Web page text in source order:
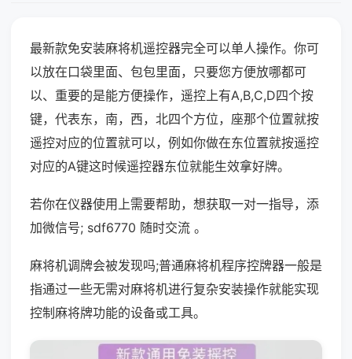
最新款免安装麻将机遥控器完全可以单人操作。你可
以放在口袋里面、包包里面，只要您方便放哪都可
以、重要的是能方便操作，遥控上有A,B,C,D四个按
键，代表东，南，西，北四个方位，座那个位置就按
遥控对应的位置就可以，例如你做在东位置就按遥控
对应的A键这时候遥控器东位就能生效拿好牌。
若你在仪器使用上需要帮助，想获取一对一指导，添
加微信号; sdf6770 随时交流 。
麻将机调牌会被发现吗;普通麻将机程序控牌器一般是
指通过一些无需对麻将机进行复杂安装操作就能实现
控制麻将牌功能的设备或工具。